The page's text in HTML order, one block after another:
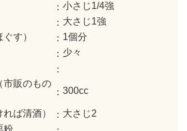
小さじ1/4強
大さじ1強
す）
1個分
少々
市販のもの
300cc
ば清酒）
大さじ2